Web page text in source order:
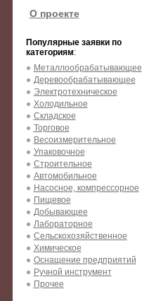
О проекте
Популярные заявки по
категориям:
Металлообрабатывающее
Деревообрабатывающее
Электротехническое
Холодильное
Складское
Торговое
Весоизмерительное
Упаковочное
Строительное
Автомобильное
Насосное, компрессорное
Пищевое
Добывающее
Лабораторное
Сельскохозяйственное
Химическое
Оснащение предприятий
Ручной инструмент
Прочее